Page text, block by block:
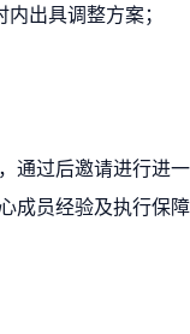
出具调整方案；
通过后邀请进行进一
员经验及执行保障